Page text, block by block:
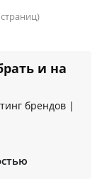
и на
брендов |